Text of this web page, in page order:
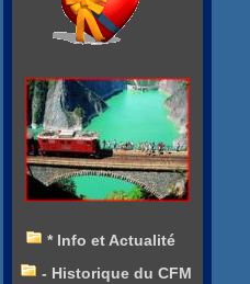
* Info et Actualité
- Historique du CFM